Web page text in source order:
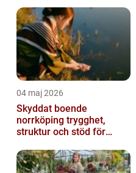
04 maj 2026
Skyddat boende
norrköping trygghet,
struktur och stöd för
situationer